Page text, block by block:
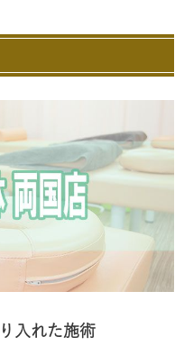
入れた施術